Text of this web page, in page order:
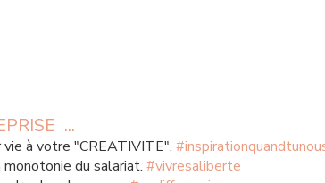
...
vie à votre "CREATIVITE".
du salariat. #vivresaliberte